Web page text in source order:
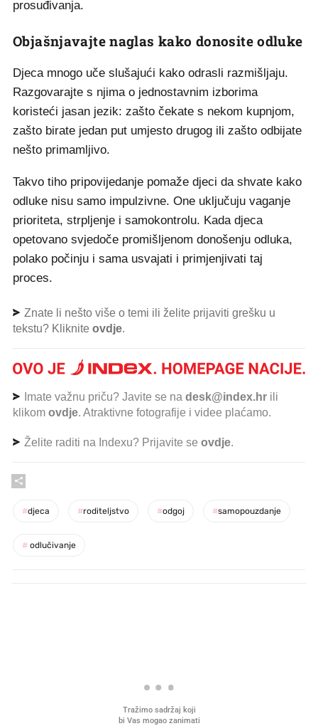
prosuđivanja.
Objašnjavajte naglas kako donosite odluke
Djeca mnogo uče slušajući kako odrasli razmišljaju.
Razgovarajte s njima o jednostavnim izborima
koristeći jasan jezik: zašto čekate s nekom kupnjom,
zašto birate jedan put umjesto drugog ili zašto odbijate
nešto primamljivo.
Takvo tiho pripovijedanje pomaže djeci da shvate kako
odluke nisu samo impulzivne. One uključuju vaganje
prioriteta, strpljenje i samokontrolu. Kada djeca
opetovano svjedoče promišljenom donošenju odluka,
polako počinju i sama usvajati i primjenjivati taj
proces.
Znate li nešto više o temi ili želite prijaviti grešku u
tekstu? Kliknite ovdje.
Imate važnu priču? Javite se na desk@index.hr ili
klikom ovdje. Atraktivne fotografije i videe plaćamo.
Želite raditi na Indexu? Prijavite se ovdje.
#djeca #roditeljstvo #odgoj #samopouzdanje
# odlučivanje